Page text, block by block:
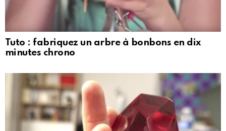
Tuto : fabriquez un arbre à bonbons en dix
minutes chrono